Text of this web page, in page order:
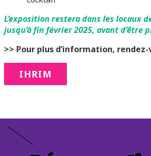
L’exposition restera dans les locaux de
jusqu’à fin février 2025, avant d’être
>> Pour plus d’information,
IHRIM